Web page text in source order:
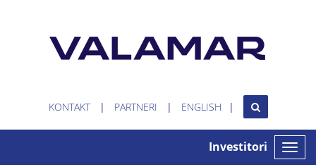
KONTAKT PARTNERI ENGLISH
Toggle
Investitori